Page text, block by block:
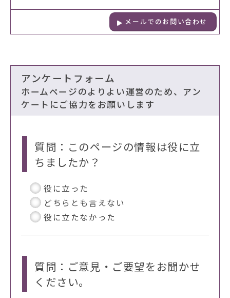
メールでのお問い合わせ
アンケートフォーム
ホームページのよりよい運営のため、アン
ケートにご協力をお願いします
質問：このページの情報は役に立
ちましたか？
役に立った
どちらとも言えない
役に立たなかった
質問：ご意見・ご要望をお聞かせ
ください。